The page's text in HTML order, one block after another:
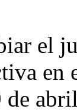
el
en